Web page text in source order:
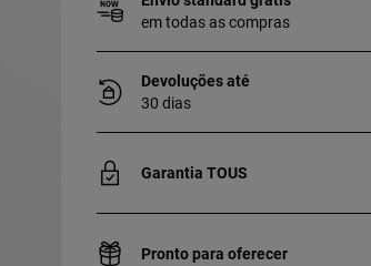
em todas as compras
Devoluções até
30 dias
Garantia TOUS
Pronto para oferecer